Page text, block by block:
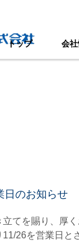
トップ 会
日のお知らせ
てを賜り、厚く
26を営業日と